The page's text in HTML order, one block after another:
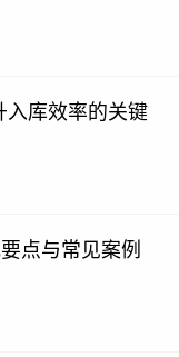
入库效率的关键
点与常见案例